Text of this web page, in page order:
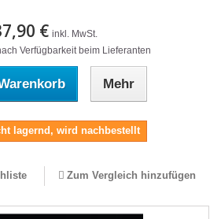
€ inkl. MwSt.
Verfügbarkeit beim Lieferanten
Mehr
lagernd, wird nachbestellt
Zum Vergleich hinzufügen